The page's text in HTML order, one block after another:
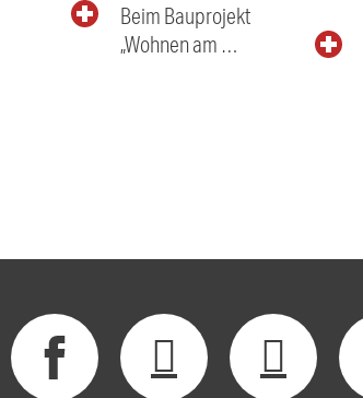
Beim Bauprojekt
„Wohnen am …